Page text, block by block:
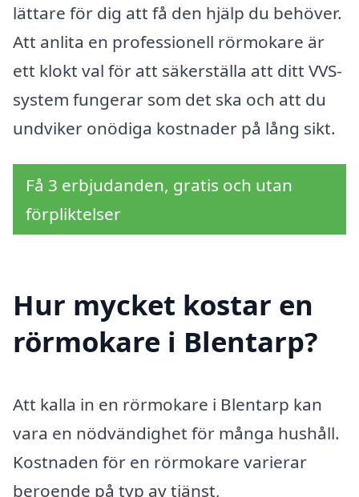
lättare för dig att få den hjälp du behöver.
Att anlita en professionell rörmokare är
ett klokt val för att säkerställa att ditt VVS-
system fungerar som det ska och att du
undviker onödiga kostnader på lång sikt.
Få 3 erbjudanden, gratis och utan
förpliktelser
Hur mycket kostar en
rörmokare i Blentarp?
Att kalla in en rörmokare i Blentarp kan
vara en nödvändighet för många hushåll.
Kostnaden för en rörmokare varierar
beroende på typ av tjänst,